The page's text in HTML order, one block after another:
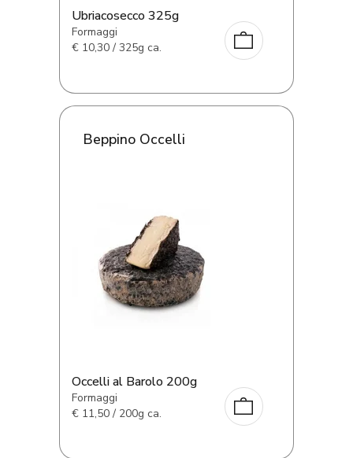
Ubriacosecco 325g
Formaggi
€ 10,30 / 325g ca.
Beppino Occelli
Occelli al Barolo 200g
Formaggi
€ 11,50 / 200g ca.